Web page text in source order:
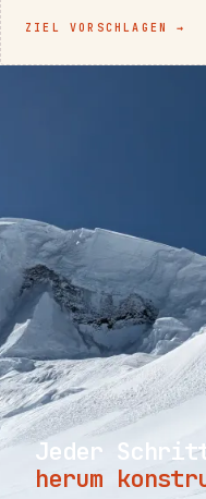
ZIEL VORSCHLAGEN→
Jeder
herum